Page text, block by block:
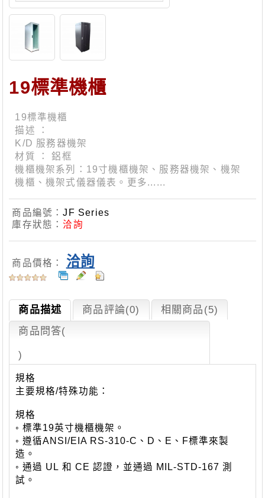
19標準機櫃
19標準機櫃
描述 ：
K/D 服務器機架
材質 ： 鋁框
機櫃機架系列：19寸機櫃機架、服務器機架、機架
機櫃、機架式儀器儀表。更多......
商品編號：JF Series
庫存狀態： 洽詢
商品價格： 洽詢
商品描述 商品評論(0)
相關商品(5)
商品問答(
)
規格
主要規格/特殊功能：
規格
◦標準19英寸機櫃機架。
◦遵循ANSI/EIA RS-310-C 、 D 、 E 、 F標準來製
造。
◦通過 UL和 CE認證，並通過 MIL-STD-167測
試。